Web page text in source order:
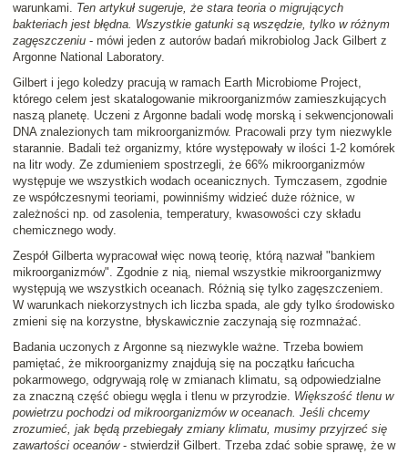
warunkami. Ten artykuł sugeruje, że stara teoria o migrujących
bakteriach jest błędna. Wszystkie gatunki są wszędzie, tylko w różnym
zagęszczeniu - mówi jeden z autorów badań mikrobiolog Jack Gilbert z
Argonne National Laboratory.
Gilbert i jego koledzy pracują w ramach Earth Microbiome Project,
którego celem jest skatalogowanie mikroorganizmów zamieszkujących
naszą planetę. Uczeni z Argonne badali wodę morską i sekwencjonowali
DNA znalezionych tam mikroorganizmów. Pracowali przy tym niezwykle
starannie. Badali też organizmy, które występowały w ilości 1-2 komórek
na litr wody. Ze zdumieniem spostrzegli, że 66% mikroorganizmów
występuje we wszystkich wodach oceanicznych. Tymczasem, zgodnie
ze współczesnymi teoriami, powinniśmy widzieć duże różnice, w
zależności np. od zasolenia, temperatury, kwasowości czy składu
chemicznego wody.
Zespół Gilberta wypracował więc nową teorię, którą nazwał "bankiem
mikroorganizmów". Zgodnie z nią, niemal wszystkie mikroorganizmwy
występują we wszystkich oceanach. Różnią się tylko zagęszczeniem.
W warunkach niekorzystnych ich liczba spada, ale gdy tylko środowisko
zmieni się na korzystne, błyskawicznie zaczynają się rozmnażać.
Badania uczonych z Argonne są niezwykle ważne. Trzeba bowiem
pamiętać, że mikroorganizmy znajdują się na początku łańcucha
pokarmowego, odgrywają rolę w zmianach klimatu, są odpowiedzialne
za znaczną część obiegu węgla i tlenu w przyrodzie. Większość tlenu w
powietrzu pochodzi od mikroorganizmów w oceanach. Jeśli chcemy
zrozumieć, jak będą przebiegały zmiany klimatu, musimy przyjrzeć się
zawartości oceanów- stwierdził Gilbert. Trzeba zdać sobie sprawę, że w